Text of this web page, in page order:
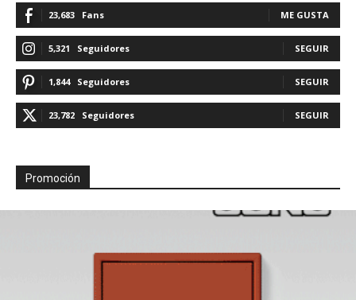
23,683 Fans ME GUSTA
5,321 Seguidores SEGUIR
1,844 Seguidores SEGUIR
23,782 Seguidores SEGUIR
Promoción